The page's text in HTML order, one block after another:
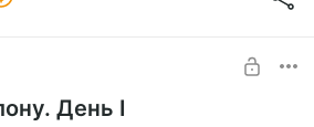
с кем не подружилась, но
День I